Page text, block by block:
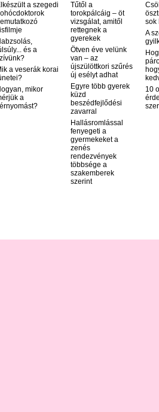
a szegedi
és a
a veserák korai
mikor
a
Tűtől a
torokpálcáig – öt
vizsgálat, amitől
rettegnek a
gyerekek
Ötven éve velünk
van – az
újszülöttkori szűrés
új esélyt adhat
Egyre több gyerek
küzd
beszédfejlődési
zavarral
Hallásromlással
fenyegeti a
gyermekeket a
zenés
rendezvények
többsége a
szakemberek
szerint
sok
A
10